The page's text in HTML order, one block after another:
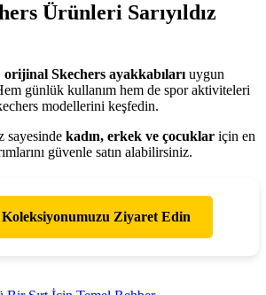
Ürünleri Sarıyıldız
orijinal Skechers ayakkabıları uygun
günlük kullanım hem de spor aktiviteleri
modellerini keşfedin.
sayesinde kadın, erkek ve çocuklar için en
güvenle satın alabilirsiniz.
Koleksiyonumuzu Ziyaret Edin